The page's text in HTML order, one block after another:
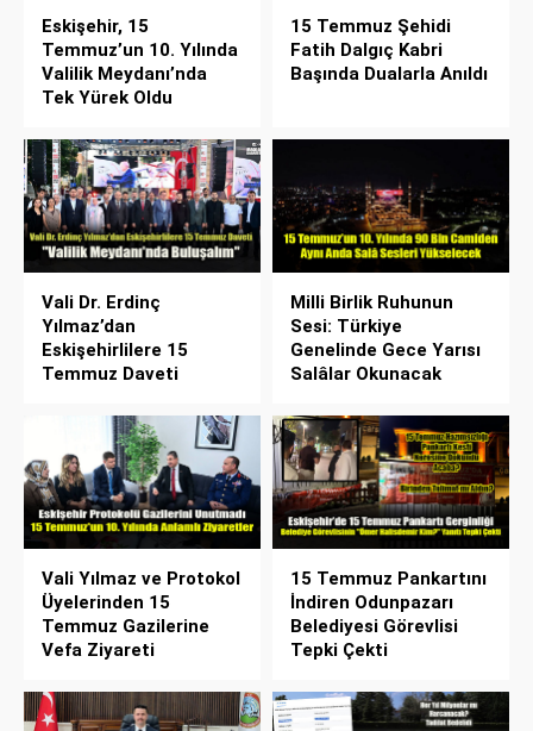
Eskişehir, 15
Temmuz’un 10. Yılında
Valilik Meydanı’nda
Tek Yürek Oldu
15 Temmuz Şehidi
Fatih Dalgıç Kabri
Başında Dualarla Anıldı
Vali Dr. Erdinç
Yılmaz’dan
Eskişehirlilere 15
Temmuz Daveti
Milli Birlik Ruhunun
Sesi: Türkiye
Genelinde Gece Yarısı
Salâlar Okunacak
Vali Yılmaz ve Protokol
Üyelerinden 15
Temmuz Gazilerine
Vefa Ziyareti
15 Temmuz Pankartını
İndiren Odunpazarı
Belediyesi Görevlisi
Tepki Çekti